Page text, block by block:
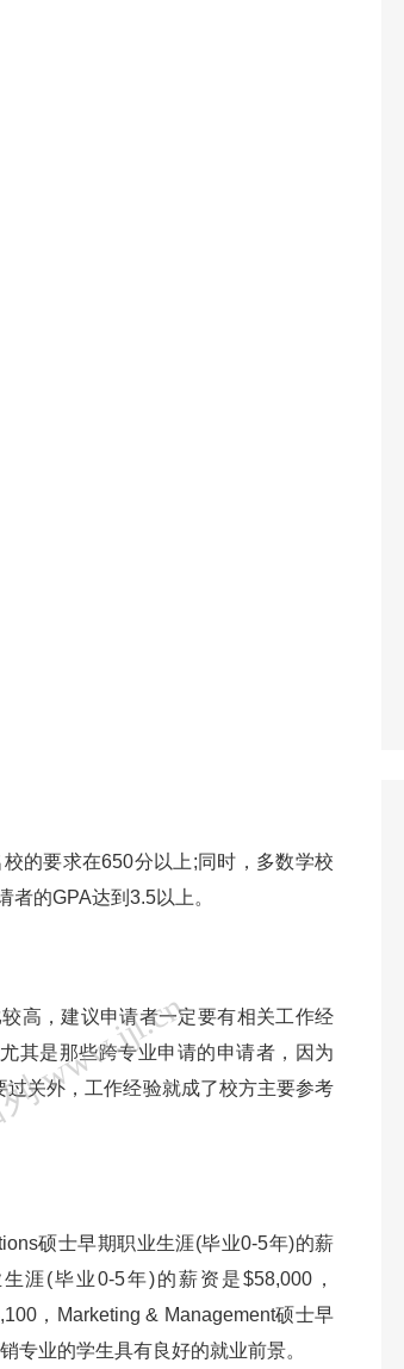
的要求在650分以上;同时，多数学校
的GPA达到3.5以上。
高，建议申请者一定要有相关工作经
其是那些跨专业申请的申请者，因为
关外，工作经验就成了校方主要参考
硕士早期职业生涯(毕业0-5年)的薪
涯(毕业0-5年)的薪资是$58,000，
，Marketing & Management硕士早
专业的学生具有良好的就业前景。
www.jjl.cn